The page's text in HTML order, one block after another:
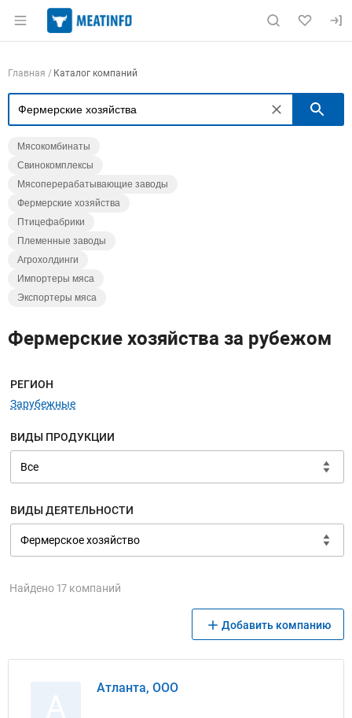
Раздел навигации по сайту meatinfo.ru
Навигация по компаниям
Главная Каталог компаний
Мясокомбинаты
Свинокомплексы
Мясоперерабатывающие заводы
Фермерские хозяйства
Птицефабрики
Племенные заводы
Агрохолдинги
Импортеры мяса
Экспортеры мяса
Фермерские хозяйства за рубежом
Меню навигации
РЕГИОН
Зарубежные
ВИДЫ ПРОДУКЦИИ
ВИДЫ ДЕЯТЕЛЬНОСТИ
Найдено 17 компаний
Добавить компанию
Атланта, ООО